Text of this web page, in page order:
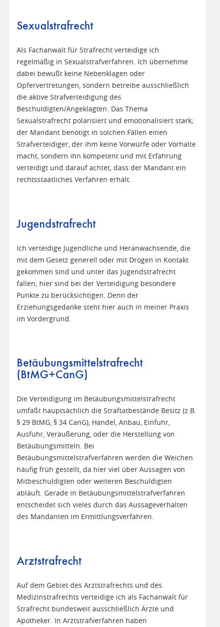
Sexualstrafrecht
Als Fachanwalt für Strafrecht verteidige ich
regelmäßig in Sexualstrafverfahren. Ich übernehme
dabei bewußt keine Nebenklagen oder
Opfervertretungen, sondern betreibe ausschließlich
die aktive Strafverteidigung des
Beschuldigten/Angeklagten. Das Thema
Sexualstrafrecht polarisiert und emotionalisiert stark;
der Mandant benötigt in solchen Fällen einen
Strafverteidiger, der ihm keine Vorwürfe oder Vorhalte
macht, sondern ihn kompetent und mit Erfahrung
verteidigt und darauf achtet, dass der Mandant ein
rechtsstaatliches Verfahren erhält.
Jugendstrafrecht
Ich verteidige Jugendliche und Heranwachsende, die
mit dem Gesetz generell oder mit Drogen in Kontakt
gekommen sind und unter das Jugendstrafrecht
fallen; hier sind bei der Verteidigung besondere
Punkte zu berücksichtigen. Denn der
Erziehungsgedanke steht hier auch in meiner Praxis
im Vordergrund.
Betäubungsmittelstrafrecht
(BtMG+CanG)
Die Verteidigung im Betäubungsmittelstrafrecht
umfaßt hauptsächlich die Straftatbestände Besitz (z.B.
§ 29 BtMG, § 34 CanG), Handel, Anbau, Einfuhr,
Ausfuhr, Veräußerung, oder die Herstellung von
Betäubungsmitteln. Bei
Betäubungsmittelstrafverfahren werden die Weichen
häufig früh gestellt, da hier viel über Aussagen von
Mitbeschuldigten oder weiteren Beschuldigten
abläuft. Gerade in Betäubungsmittelstrafverfahren
entscheidet sich vieles durch das Aussageverhalten
des Mandanten im Ermittlungsverfahren.
Arztstrafrecht
Auf dem Gebiet des Arztstrafrechts und des
Medizinstrafrechts verteidige ich als Fachanwalt für
Strafrecht bundesweit ausschließlich Ärzte und
Apotheker. In Arztstrafverfahren haben